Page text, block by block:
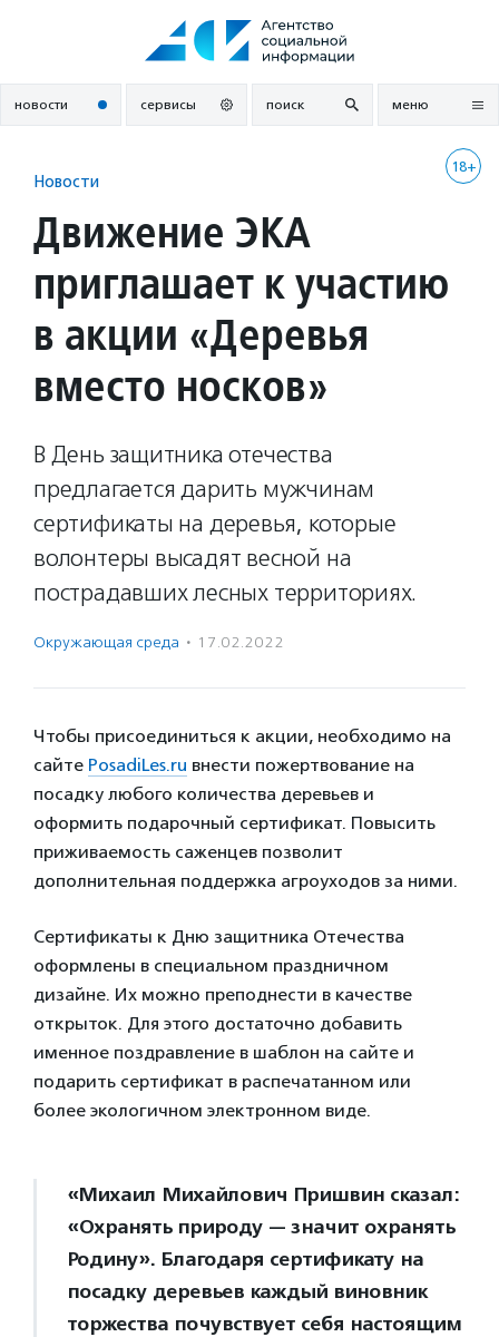
новости сервисы поиск меню
18+
Новости
Движение ЭКА
приглашает к участию
в акции «Деревья
вместо носков»
В День защитника отечества
предлагается дарить мужчинам
сертификаты на деревья, которые
волонтеры высадят весной на
пострадавших лесных территориях.
Окружающая среда · 17.02.2022
Чтобы присоединиться к акции, необходимо на
сайте PosadiLes.ru внести пожертвование на
посадку любого количества деревьев и
оформить подарочный сертификат. Повысить
приживаемость саженцев позволит
дополнительная поддержка агроуходов за ними.
Сертификаты к Дню защитника Отечества
оформлены в специальном праздничном
дизайне. Их можно преподнести в качестве
открыток. Для этого достаточно добавить
именное поздравление в шаблон на сайте и
подарить сертификат в распечатанном или
более экологичном электронном виде.
«Михаил Михайлович Пришвин сказал:
«Охранять природу — значит охранять
Родину». Благодаря сертификату на
посадку деревьев каждый виновник
торжества почувствует себя настоящим